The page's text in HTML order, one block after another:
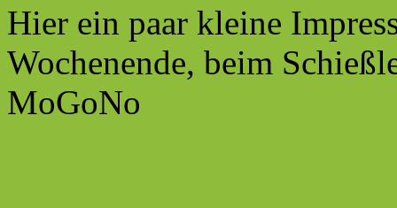
Hier ein paar kleine
Wochenende, beim
MoGoNo